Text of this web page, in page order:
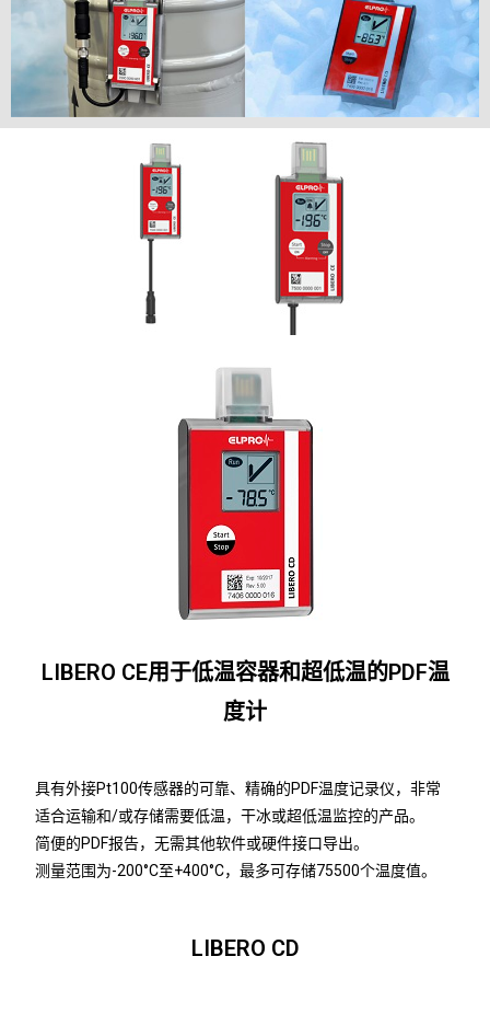
LIBERO CE用于低温容器和超低温的PDF温
度计
具有外接Pt100传感器的可靠、精确的PDF温度记录仪，非常
适合运输和/或存储需要低温，干冰或超低温监控的产品。
简便的PDF报告，无需其他软件或硬件接口导出。
测量范围为-200°C至+400°C，最多可存储75500个温度值。
LIBERO CD